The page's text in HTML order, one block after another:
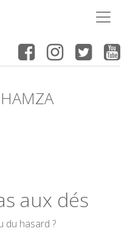
aux dés
du hasard ?